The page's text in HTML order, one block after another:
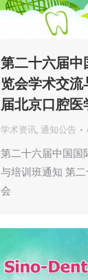
第二十六届中
览会学术交
届北京口腔
学术资讯, 通知公告
第二十六届中国国
与培训班通知 第
会